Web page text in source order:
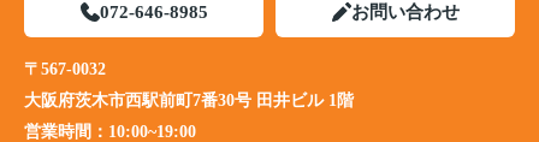
072-646-8985 お問い合わせ
〒567-0032
大阪府茨木市西駅前町7番30号 田井ビル 1階
営業時間： 10:00~19:00